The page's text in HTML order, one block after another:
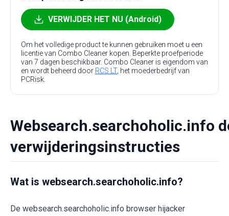
VERWIJDER HET NU (Android)
Om het volledige product te kunnen gebruiken moet u een
licentie van Combo Cleaner kopen. Beperkte proefperiode
van 7 dagen beschikbaar. Combo Cleaner is eigendom van
en wordt beheerd door RCS LT, het moederbedrijf van
PCRisk.
Websearch.searchoholic.info
verwijderingsinstructies
Wat is websearch.searchoholic.info?
De websearch.searchoholic.info browser hijacker